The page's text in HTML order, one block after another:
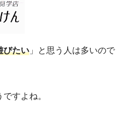
びたい 」と思う人は多いので
すよね。